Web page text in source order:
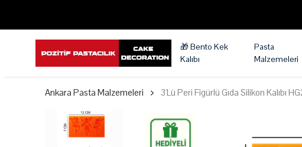
🎁 Bento Kek
Kalıbı
Pasta
Malzemeleri
Ankara Pasta Malzemeleri 3'Lü Peri Figürlü Gıda Silikon Kalıbı